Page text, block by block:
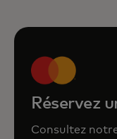
Réservez
Consultez